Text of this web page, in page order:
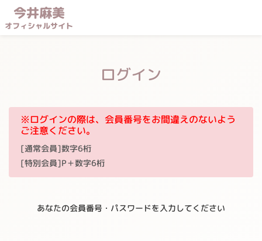
今井麻美
オフィシャルサイト
ログイン
※ログインの際は、会員番号をお間違えのないよう
ご注意ください。
[通常会員]数字6桁
[特別会員]P＋数字6桁
あなたの会員番号・パスワードを入力してください